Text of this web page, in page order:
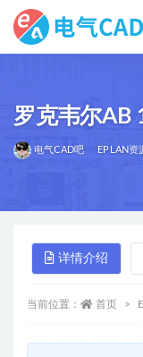
罗克韦尔AB
电气CAD吧 EPLAN资
详情介绍
当前位置： 首页